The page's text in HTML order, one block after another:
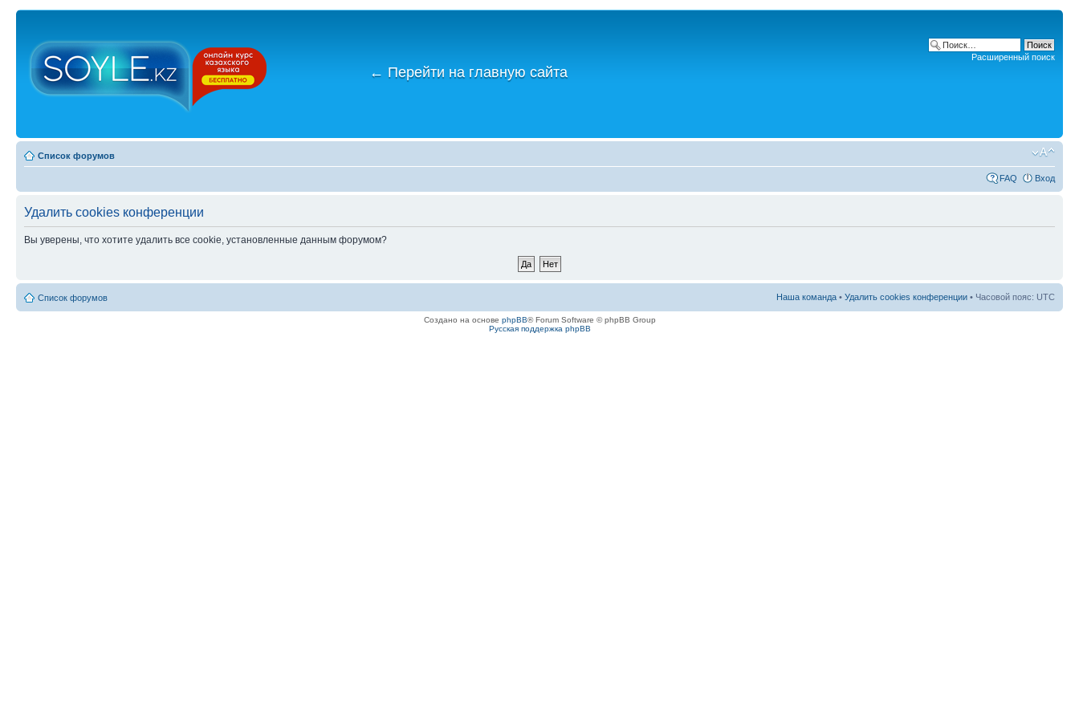
← Перейти на главную сайта
Расширенный поиск
Список форумов
FAQ Вход
Удалить cookies конференции
Вы уверены, что хотите удалить все cookie, установленные данным форумом?
Список форумов Наша команда • Удалить cookies конференции • Часовой пояс: UTC
Создано на основе phpBB® Forum Software © phpBB Group
Русская поддержка phpBB